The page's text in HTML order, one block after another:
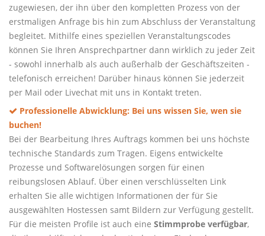
zugewiesen, der ihn über den kompletten Prozess von der
erstmaligen Anfrage bis hin zum Abschluss der Veranstaltung
begleitet. Mithilfe eines speziellen Veranstaltungscodes
können Sie Ihren Ansprechpartner dann wirklich zu jeder Zeit
- sowohl innerhalb als auch außerhalb der Geschäftszeiten -
telefonisch erreichen! Darüber hinaus können Sie jederzeit
per Mail oder Livechat mit uns in Kontakt treten.
Professionelle Abwicklung: Bei uns wissen Sie, wen sie
buchen!
Bei der Bearbeitung Ihres Auftrags kommen bei uns höchste
technische Standards zum Tragen. Eigens entwickelte
Prozesse und Softwarelösungen sorgen für einen
reibungslosen Ablauf. Über einen verschlüsselten Link
erhalten Sie alle wichtigen Informationen der für Sie
ausgewählten Hostessen samt Bildern zur Verfügung gestellt.
Für die meisten Profile ist auch eine Stimmprobe verfügbar,